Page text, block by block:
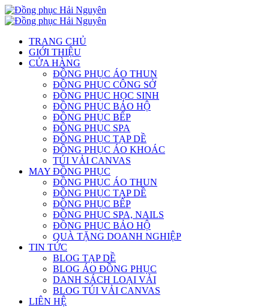
TRANG CHỦ
GIỚI THIỆU
CỬA HÀNG
ĐỒNG PHỤC ÁO THUN
ĐỒNG PHỤC CÔNG SỞ
ĐỒNG PHỤC HỌC SINH
ĐỒNG PHỤC BẢO HỘ
ĐỒNG PHỤC BẾP
ĐỒNG PHỤC SPA
ĐỒNG PHỤC TẠP DỀ
ĐỒNG PHỤC ÁO KHOÁC
TÚI VẢI CANVAS
MAY ĐỒNG PHỤC
ĐỒNG PHỤC ÁO THUN
ĐỒNG PHỤC TẠP DỀ
ĐỒNG PHỤC BẾP
ĐỒNG PHỤC SPA, NAILS
ĐỒNG PHỤC BẢO HỘ
QUÀ TẶNG DOANH NGHIỆP
TIN TỨC
BLOG TẠP DỀ
BLOG ÁO ĐỒNG PHỤC
DANH SÁCH LOẠI VẢI
BLOG TÚI VẢI CANVAS
LIÊN HỆ